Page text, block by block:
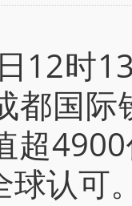
时13
都国
超
球认可